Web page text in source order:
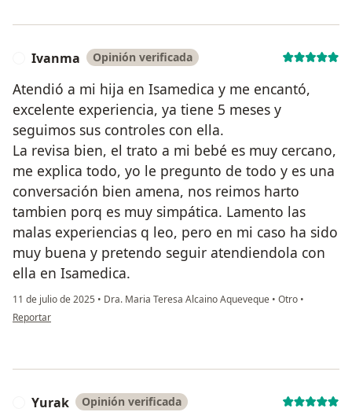
Ivanma Opinión verificada
Atendió a mi hija en Isamedica y me encantó,
excelente experiencia, ya tiene 5 meses y
seguimos sus controles con ella.
La revisa bien, el trato a mi bebé es muy cercano,
me explica todo, yo le pregunto de todo y es una
conversación bien amena, nos reimos harto
tambien porq es muy simpática. Lamento las
malas experiencias q leo, pero en mi caso ha sido
muy buena y pretendo seguir atendiendola con
ella en Isamedica.
11 de julio de 2025 • Dra. Maria Teresa Alcaino Aqueveque • Otro •
en opinión del usuario Ivanma
Reportar
Yurak Opinión verificada